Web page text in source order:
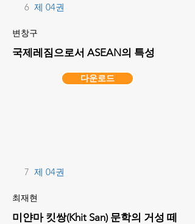
6 제 04권
변창구
국제레짐으로서 ASEAN의 특성
다운로드
7 제 04권
최재현
미얀마 킷쌍(Khit San) 문학의 거성 떼